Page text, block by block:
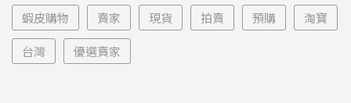
蝦皮購物 賣家 現貨 拍賣 預購 淘寶
台灣 優選賣家